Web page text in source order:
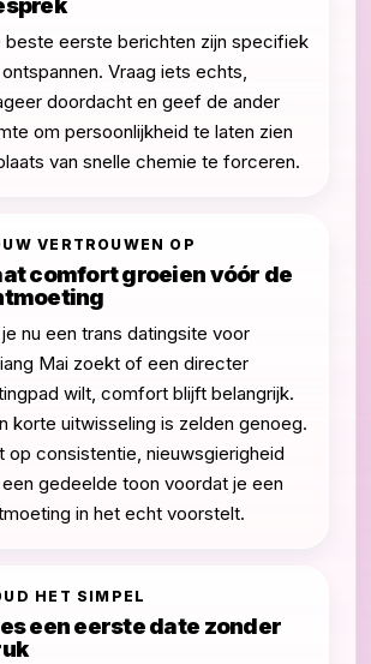
beste eerste berichten zijn specifiek
Vraag iets echts,
doordacht en geef de ander
om persoonlijkheid te laten zien
van snelle chemie te forceren.
VERTROUWEN OP
comfort groeien vóór de
nu een trans datingsite voor
Mai zoekt of een directer
wilt, comfort blijft belangrijk.
korte uitwisseling is zelden genoeg.
op consistentie, nieuwsgierigheid
gedeelde toon voordat je een
in het echt voorstelt.
HET SIMPEL
een eerste date zonder